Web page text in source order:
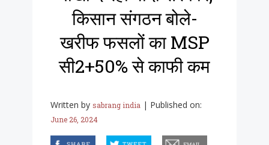
किसान संगठन बोले-
खरीफ फसलों का MSP
सी2+50% से काफी कम
Written by sabrang india | Published on:
June 26, 2024